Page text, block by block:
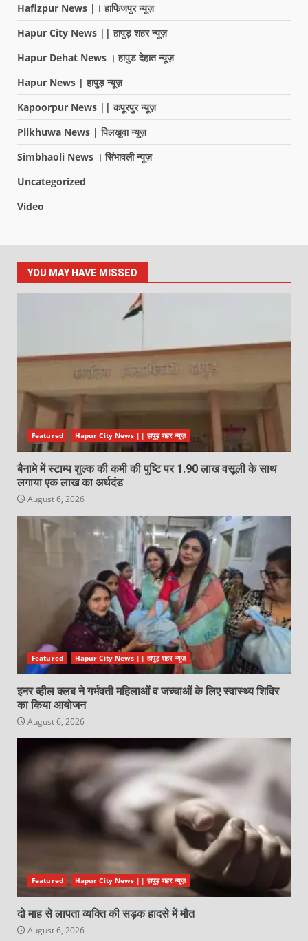
Hafizpur News |। हाफिजपुर न्यूज़
Hapur City News || हापुड़ शहर न्यूज़
Hapur Dehat News । हापुड देहात न्यूज़
Hapur News | हापुड़ न्यूज़
Kapoorpur News || कपूरपुर न्यूज़
Pilkhuwa News | पिलखुवा न्यूज़
Simbhaoli News । सिंभावली न्यूज़
Uncategorized
Video
YOU MAY HAVE MISSED
Featured Hapur City News || हापुड़ शहर न्यूज़
बैनामे में स्टाम्प शुल्क की कमी की पुष्टि पर 1.90 लाख वसूली के साथ
लगाया एक लाख का अर्थदंड
August 6, 2026
Featured Hapur City News || हापुड़ शहर न्यूज़
इनर व्हील क्लब ने गर्भवती महिलाओं व जच्चाओं के लिए स्वास्थ्य शिविर
का किया आयोजन
August 6, 2026
Featured Hapur City News || हापुड़ शहर न्यूज़
दो माह से लापता व्यक्ति की सड़क हादसे में मौत
August 6, 2026